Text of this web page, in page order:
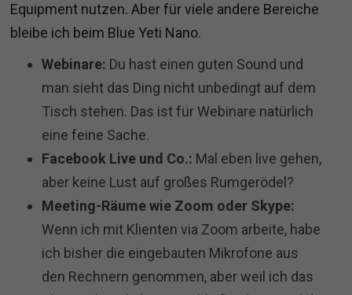
Equipment nutzen. Aber für viele andere Bereiche
bleibe ich beim Blue Yeti Nano.
Webinare: Du hast einen guten Sound und
man sieht das Ding nicht unbedingt auf dem
Tisch stehen. Das ist für Webinare natürlich
eine feine Sache.
Facebook Live und Co.: Mal eben live gehen,
aber keine Lust auf großes Rumgerödel?
Meeting-Räume wie Zoom oder Skype:
Wenn ich mit Klienten via Zoom arbeite, habe
ich bisher die eingebauten Mikrofone aus
den Rechnern genommen, aber weil ich das